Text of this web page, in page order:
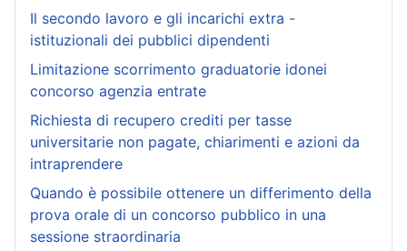
Il secondo lavoro e gli incarichi extra -
istituzionali dei pubblici dipendenti
Limitazione scorrimento graduatorie idonei
concorso agenzia entrate
Richiesta di recupero crediti per tasse
universitarie non pagate, chiarimenti e azioni da
intraprendere
Quando è possibile ottenere un differimento della
prova orale di un concorso pubblico in una
sessione straordinaria